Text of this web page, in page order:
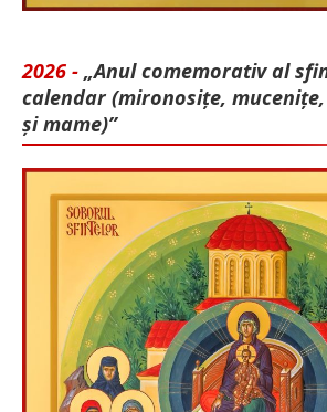
2026 - „Anul comemorativ al
calendar (mironosițe,
și mame)”